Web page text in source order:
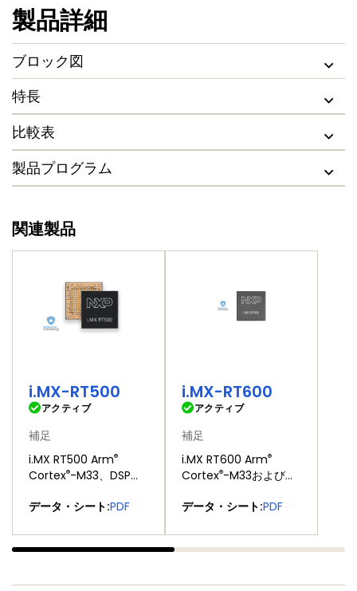
製品詳細
ブロック図
特長
比較表
製品プログラム
関連製品
i.MX-RT500
アクティブ
補足
i.MX RT500 Arm®
Cortex®-M33、DSP、
ーバーMCU
データ・シート:PDF
i.MX-RT600
アクティブ
補足
i.MX RT600 Arm®
Cortex®-M33および
ーバーMCU
データ・シート:PDF